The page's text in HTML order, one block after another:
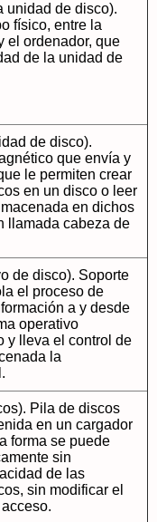
unidad de disco).
físico, entre la
el ordenador, que
de la unidad de
de disco).
que envía y
le permiten crear
en un disco o leer
en dichos
llamada cabeza de
de disco). Soporte
el proceso de
a y desde
operativo
y lleva el control de
la
Pila de discos
en un cargador
forma se puede
sin
de las
sin modificar el